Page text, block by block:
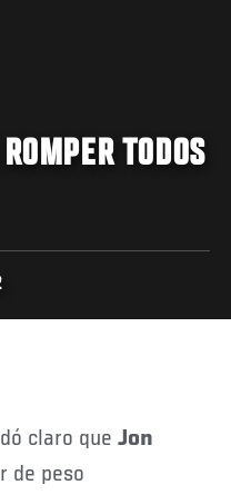
TODOS
claro queJon
de peso